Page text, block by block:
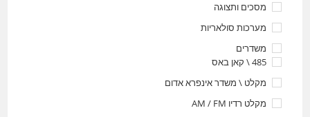
מסכים ותצוגה
מערכות סולאריות
משדרים
485 \ קאן באס
מקלט \ משדר אינפרא אדום
מקלט רדיו AM / FM